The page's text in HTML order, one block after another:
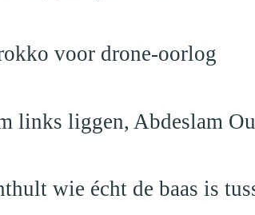
voor drone-oorlog
links liggen, Abdeslam
wie écht de baas is